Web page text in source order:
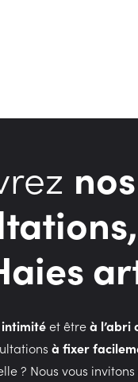
intimitéet êtreà l’abri
à fixer
? Nous vous